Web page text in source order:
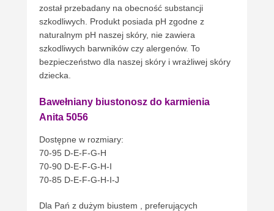
został przebadany na obecność substancji
szkodliwych. Produkt posiada pH zgodne z
naturalnym pH naszej skóry, nie zawiera
szkodliwych barwników czy alergenów. To
bezpieczeństwo dla naszej skóry i wrażliwej skóry
dziecka.
Bawełniany biustonosz do karmienia
Anita 5056
Dostępne w rozmiary:
70-95 D-E-F-G-H
70-90 D-E-F-G-H-I
70-85 D-E-F-G-H-I-J
Dla Pań z dużym biustem , preferujących